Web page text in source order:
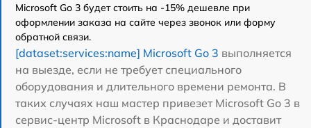
Microsoft Go 3 будет стоить на -15% дешевле при
оформлении заказа на сайте через звонок или форму
обратной связи.
[dataset:services:name] Microsoft Go 3 выполняется
на выезде, если не требует специального
оборудования и длительного времени ремонта. В
таких случаях наш мастер привезет Microsoft Go 3 в
сервис-центр Microsoft в Краснодаре и доставит